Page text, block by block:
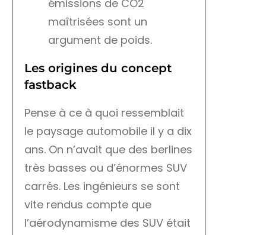
émissions de CO2
maîtrisées sont un
argument de poids.
Les origines du concept
fastback
Pense à ce à quoi ressemblait
le paysage automobile il y a dix
ans. On n’avait que des berlines
très basses ou d’énormes SUV
carrés. Les ingénieurs se sont
vite rendus compte que
l’aérodynamisme des SUV était